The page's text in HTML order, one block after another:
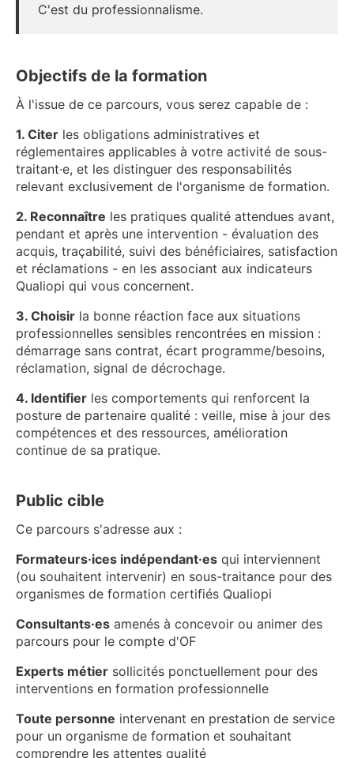
C'est du professionnalisme.
Objectifs de la formation
À l'issue de ce parcours, vous serez capable de :
1. Citer les obligations administratives et
réglementaires applicables à votre activité de sous-
traitant·e, et les distinguer des responsabilités
relevant exclusivement de l'organisme de formation.
2. Reconnaître les pratiques qualité attendues avant,
pendant et après une intervention - évaluation des
acquis, traçabilité, suivi des bénéficiaires, satisfaction
et réclamations - en les associant aux indicateurs
Qualiopi qui vous concernent.
3. Choisir la bonne réaction face aux situations
professionnelles sensibles rencontrées en mission :
démarrage sans contrat, écart programme/besoins,
réclamation, signal de décrochage.
4. Identifier les comportements qui renforcent la
posture de partenaire qualité : veille, mise à jour des
compétences et des ressources, amélioration
continue de sa pratique.
Public cible
Ce parcours s'adresse aux :
Formateurs·ices indépendant·es qui interviennent
(ou souhaitent intervenir) en sous-traitance pour des
organismes de formation certifiés Qualiopi
Consultants·es amenés à concevoir ou animer des
parcours pour le compte d'OF
Experts métier sollicités ponctuellement pour des
interventions en formation professionnelle
Toute personne intervenant en prestation de service
pour un organisme de formation et souhaitant
comprendre les attentes qualité